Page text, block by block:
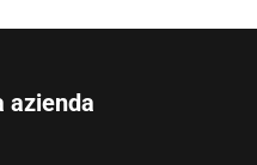
azienda